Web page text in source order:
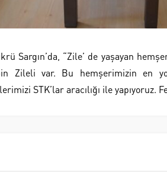
Sargın’da, “Zile’ de yaşayan
Zileli var. Bu hemşerimizin en
STK’lar aracılığı ile yapıyoruz.